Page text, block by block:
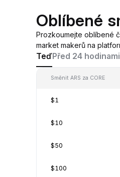
Oblíbené
Prozkoumejte oblíbené
market makerů na
TeďPřed 24 hodinami
Směnit ARS za CORE
$1
$10
$50
$100